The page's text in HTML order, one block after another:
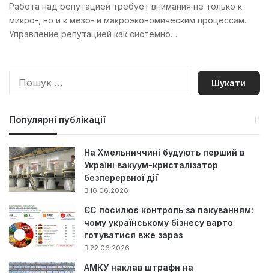
Работа над репутацией требует внимания не только к
микро-, но и к мезо- и макроэкономическим процессам.
Управление репутацией как системно…
П
Популярні публікації
На Хмельниччині будують перший в
Україні вакуум-кристалізатор
безперервної дії
16.06.2026
ЄС посилює контроль за пакуванням:
чому українському бізнесу варто
готуватися вже зараз
22.06.2026
АМКУ наклав штрафи на